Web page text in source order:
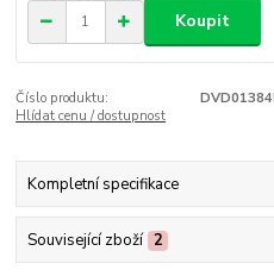
Koupit
Číslo produktu:
Hlídat cenu / dostupnost
Kompletní specifikace
Související zboží 2